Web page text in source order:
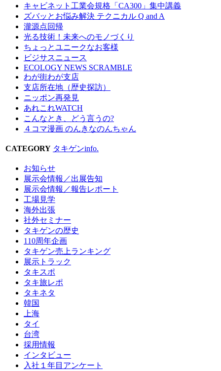
キャビネット工業会規格「CA300」集中講義
ズバッとお悩み解決 テクニカル Q and A
瀧源点回帰
光る技術！未来へのモノづくり
ちょっとユニークなお客様
ビジサスニュース
ECOLOGY NEWS SCRAMBLE
わが街わが支店
支店所在地（歴史探訪）
ニッポン再発見
あれこれWATCH
こんなとき、どう言うの?
４コマ漫画 のんきなのんちゃん
CATEGORY タキゲンinfo.
お知らせ
展示会情報／出展告知
展示会情報／報告レポート
工場見学
海外出張
社外セミナー
タキゲンの歴史
110周年企画
タキゲン売上ランキング
展示トラック
タキスポ
タキ旅レポ
タキネタ
韓国
上海
タイ
台湾
採用情報
インタビュー
入社１年目アンケート